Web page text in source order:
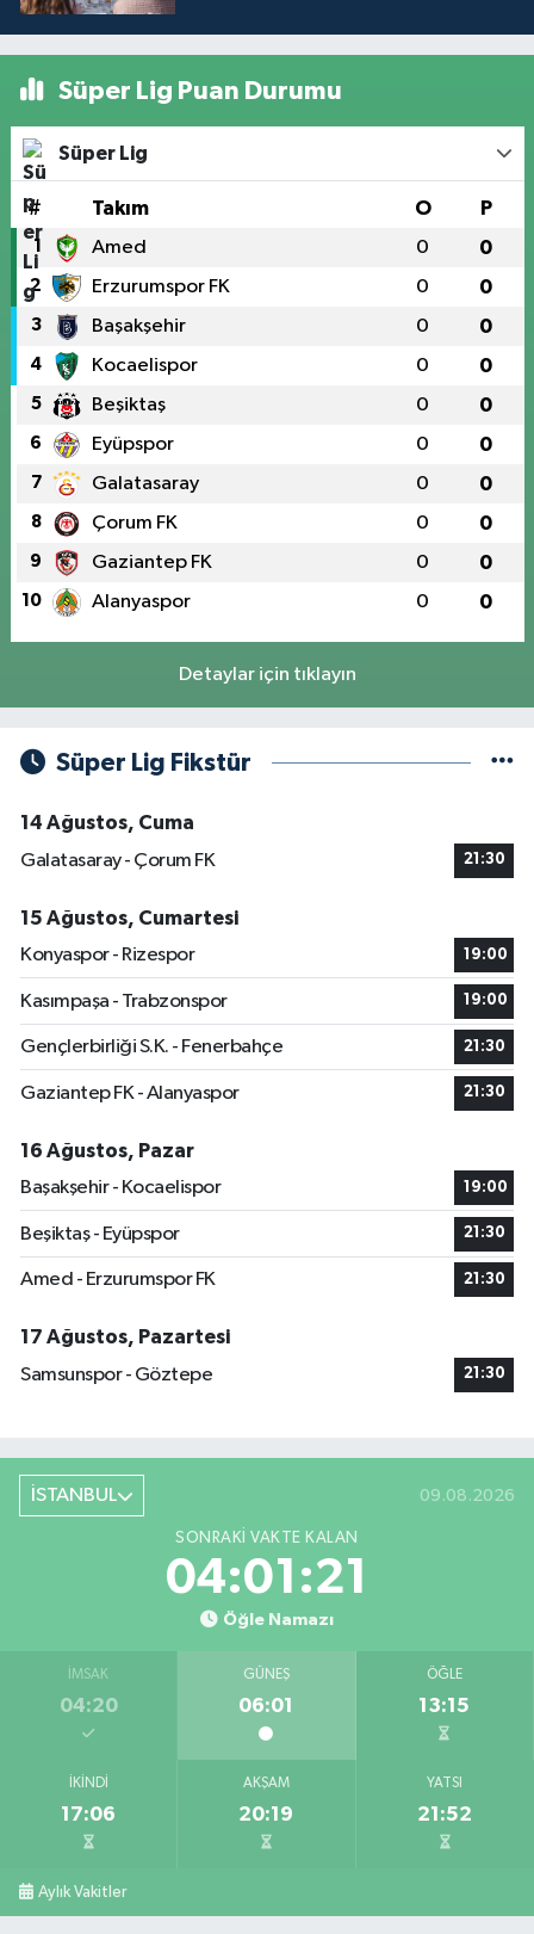
Süper Lig Puan Durumu
Süper Lig
# Takım O P
1 Amed 0 0
2 Erzurumspor FK 0 0
3 Başakşehir 0 0
4 Kocaelispor 0 0
5 Beşiktaş 0 0
6 Eyüpspor 0 0
7 Galatasaray 0 0
8 Çorum FK 0 0
9 Gaziantep FK 0 0
10 Alanyaspor 0 0
Detaylar için tıklayın
Süper Lig Fikstür
14 Ağustos, Cuma
Galatasaray - Çorum FK
21:30
15 Ağustos, Cumartesi
Konyaspor - Rizespor
19:00
Kasımpaşa - Trabzonspor 19:00
Gençlerbirliği S.K. - Fenerbahçe 21:30
Gaziantep FK - Alanyaspor 21:30
16 Ağustos, Pazar
Başakşehir - Kocaelispor
19:00
Beşiktaş - Eyüpspor 21:30
Amed - Erzurumspor FK 21:30
17 Ağustos, Pazartesi
Samsunspor - Göztepe
21:30
İSTANBUL 09.08.2026
SONRAKI VAKTE KALAN
04:01:21
Öğle Namazı
İMSAK
04:20
GÜNEŞ
06:01
ÖĞLE
13:15
İKINDI
17:06
AKŞAM
20:19
YATSI
21:52
Aylık Vakitler